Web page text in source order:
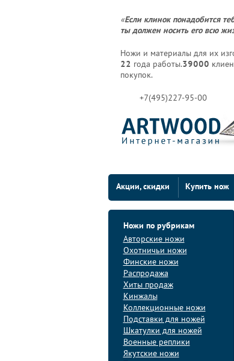
«Если клинок понадобится
ты должен носить его всю
Ножи и материалы для их
22 года работы.39000
покупок.
+7(495)227-95-00
Акции, скидки Купить нож
Ножи по рубрикам
Авторские ножи
Охотничьи ножи
Финские ножи
Распродажа
Хиты продаж
Кинжалы
Коллекционные ножи
Подставки для ножей
Шкатулки для ножей
Военные реплики
Якутские ножи